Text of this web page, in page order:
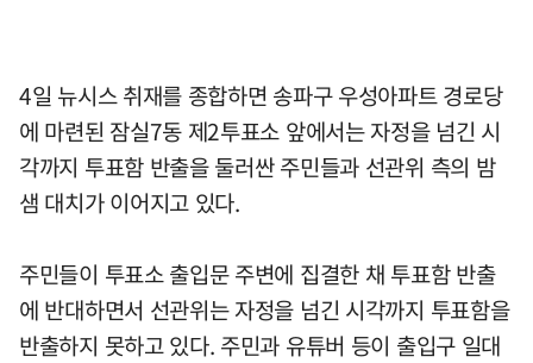
4일 뉴시스 취재를 종합하면 송파구 우성아파트 경로당
에 마련된 잠실7동 제2투표소 앞에서는 자정을 넘긴 시
각까지 투표함 반출을 둘러싼 주민들과 선관위 측의 밤
샘 대치가 이어지고 있다.
주민들이 투표소 출입문 주변에 집결한 채 투표함 반출
에 반대하면서 선관위는 자정을 넘긴 시각까지 투표함을
반출하지 못하고 있다. 주민과 유튜버 등이 출입구 일대